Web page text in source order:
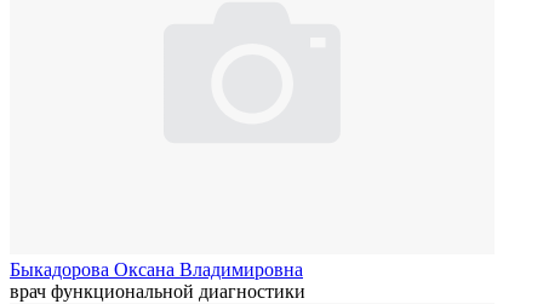
Быкадорова Оксана Владимировна
врач функциональной диагностики